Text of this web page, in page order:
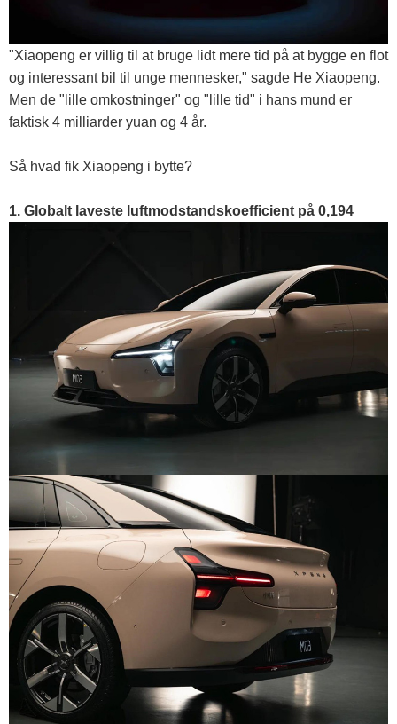
"Xiaopeng er villig til at bruge lidt mere tid på at bygge en flot
og interessant bil til unge mennesker," sagde He Xiaopeng.
Men de "lille omkostninger" og "lille tid" i hans mund er
faktisk 4 milliarder yuan og 4 år.
Så hvad fik Xiaopeng i bytte?
1. Globalt laveste luftmodstandskoefficient på 0,194